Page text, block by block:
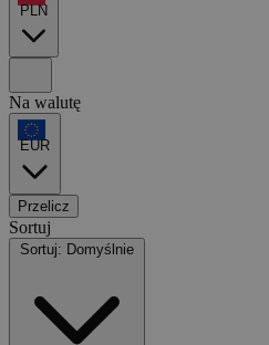
PLN
Na walutę
EUR
Przelicz
Sortuj
Sortuj: Domyślnie